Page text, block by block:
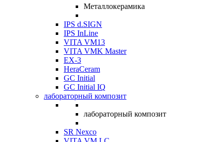
Металлокерамика
IPS d.SIGN
IPS InLine
VITA VM13
VITA VMK Master
EX-3
HeraCeram
GC Initial
GC Initial IQ
лабораторный композит
лабораторный композит
SR Nexco